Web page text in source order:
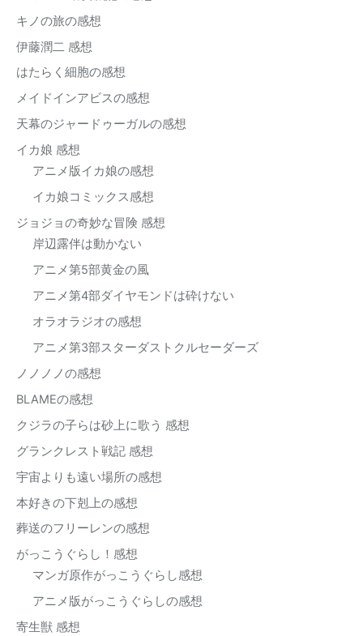
キノの旅の感想
伊藤潤二 感想
はたらく細胞の感想
メイドインアビスの感想
天幕のジャードゥーガルの感想
イカ娘 感想
アニメ版イカ娘の感想
イカ娘コミックス感想
ジョジョの奇妙な冒険 感想
岸辺露伴は動かない
アニメ第5部黄金の風
アニメ第4部ダイヤモンドは砕けない
オラオラジオの感想
アニメ第3部スターダストクルセーダーズ
ノノノノの感想
BLAMEの感想
クジラの子らは砂上に歌う 感想
グランクレスト戦記 感想
宇宙よりも遠い場所の感想
本好きの下剋上の感想
葬送のフリーレンの感想
がっこうぐらし！感想
マンガ原作がっこうぐらし感想
アニメ版がっこうぐらしの感想
寄生獣 感想